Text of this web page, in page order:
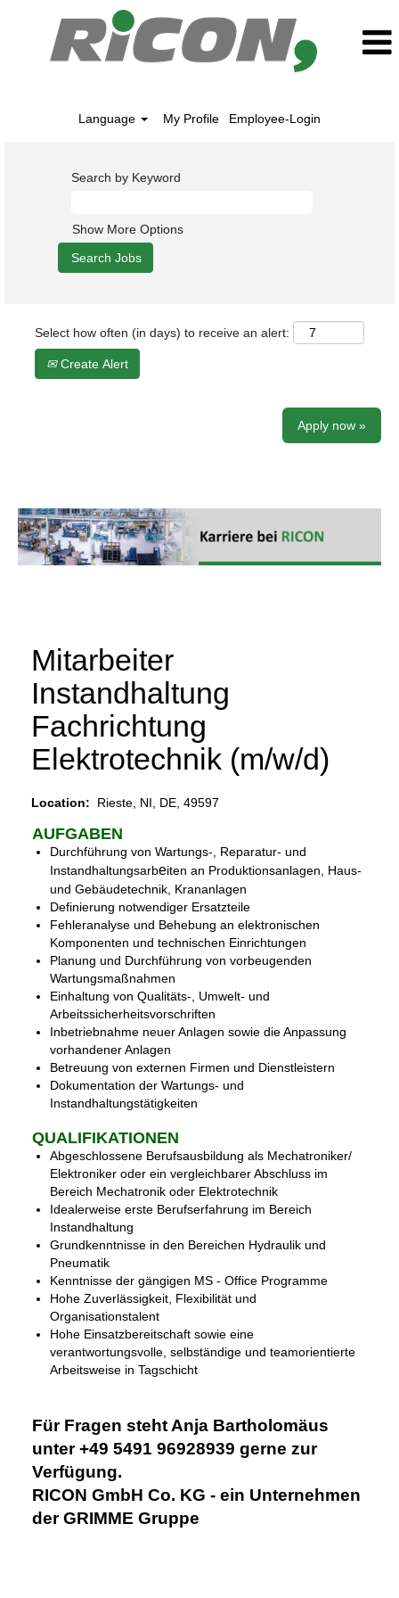
Language My Profile Employee-Login
Search by Keyword
Show More Options
Select how often (in days) to receive an alert:
Create Alert
Apply now »
Mitarbeiter
Instandhaltung
Fachrichtung
Elektrotechnik (m/w/d)
Location: Rieste, NI, DE, 49597
AUFGABEN
Durchführung von Wartungs-, Reparatur- und
Instandhaltungsarbeiten an Produktionsanlagen, Haus-
und Gebäudetechnik, Krananlagen
Definierung notwendiger Ersatzteile
Fehleranalyse und Behebung an elektronischen
Komponenten und technischen Einrichtungen
Planung und Durchführung von vorbeugenden
Wartungsmaßnahmen
Einhaltung von Qualitäts-, Umwelt- und
Arbeitssicherheitsvorschriften
Inbetriebnahme neuer Anlagen sowie die Anpassung
vorhandener Anlagen
Betreuung von externen Firmen und Dienstleistern
Dokumentation der Wartungs- und
Instandhaltungstätigkeiten
QUALIFIKATIONEN
Abgeschlossene Berufsausbildung als Mechatroniker/
Elektroniker oder ein vergleichbarer Abschluss im
Bereich Mechatronik oder Elektrotechnik
Idealerweise erste Berufserfahrung im Bereich
Instandhaltung
Grundkenntnisse in den Bereichen Hydraulik und
Pneumatik
Kenntnisse der gängigen MS - Office Programme
Hohe Zuverlässigkeit, Flexibilität und
Organisationstalent
Hohe Einsatzbereitschaft sowie eine
verantwortungsvolle, selbständige und teamorientierte
Arbeitsweise in Tagschicht
Für Fragen steht Anja Bartholomäus
unter +49 5491 96928939 gerne zur
Verfügung.
RICON GmbH Co. KG - ein Unternehmen
der GRIMME Gruppe